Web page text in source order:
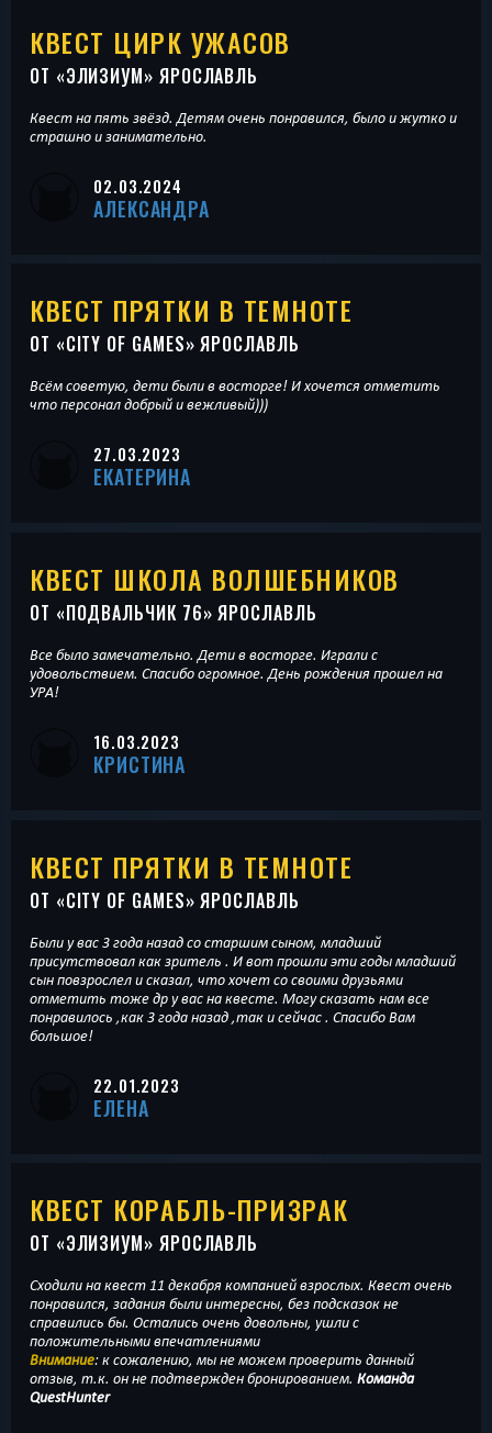
КВЕСТ ЦИРК УЖАСОВ
ОТ «ЭЛИЗИУМ» ЯРОСЛАВЛЬ
Квест на пять звёзд. Детям очень понравился, было и жутко и
страшно и занимательно.
02.03.2024
АЛЕКСАНДРА
КВЕСТ ПРЯТКИ В ТЕМНОТЕ
ОТ «CITY OF GAMES» ЯРОСЛАВЛЬ
Всём советую, дети были в восторге! И хочется отметить
что персонал добрый и вежливый)))
27.03.2023
ЕКАТЕРИНА
КВЕСТ ШКОЛА ВОЛШЕБНИКОВ
ОТ «ПОДВАЛЬЧИК 76» ЯРОСЛАВЛЬ
Все было замечательно. Дети в восторге. Играли с
удовольствием. Спасибо огромное. День рождения прошел на
УРА!
16.03.2023
КРИСТИНА
КВЕСТ ПРЯТКИ В ТЕМНОТЕ
ОТ «CITY OF GAMES» ЯРОСЛАВЛЬ
Были у вас 3 года назад со старшим сыном, младший
присутствовал как зритель . И вот прошли эти годы младший
сын повзрослел и сказал, что хочет со своими друзьями
отметить тоже др у вас на квесте. Могу сказать нам все
понравилось ,как 3 года назад ,так и сейчас . Спасибо Вам
большое!
22.01.2023
ЕЛЕНА
КВЕСТ КОРАБЛЬ-ПРИЗРАК
ОТ «ЭЛИЗИУМ» ЯРОСЛАВЛЬ
Сходили на квест 11 декабря компанией взрослых. Квест очень
понравился, задания были интересны, без подсказок не
справились бы. Остались очень довольны, ушли с
положительными впечатлениями
Внимание: к сожалению, мы не можем проверить данный
отзыв, т.к. он не подтвержден бронированием. Команда
QuestHunter